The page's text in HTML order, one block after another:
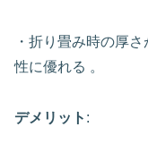
・折り畳み時の厚
性に優れる 。
デメリット :